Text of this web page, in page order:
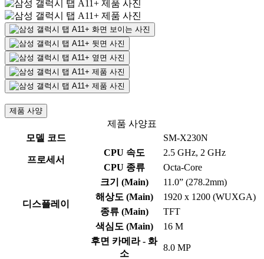
제품 사양
제품 사양표
모델 코드
SM-X230N
프로세서
CPU 속도
2.5 GHz, 2 GHz
CPU 종류
Octa-Core
디스플레이
크기 (Main)
11.0” (278.2mm)
해상도 (Main)
1920 x 1200 (WUXGA)
종류 (Main)
TFT
색심도 (Main)
16 M
후면 카메라 - 화
소
8.0 MP